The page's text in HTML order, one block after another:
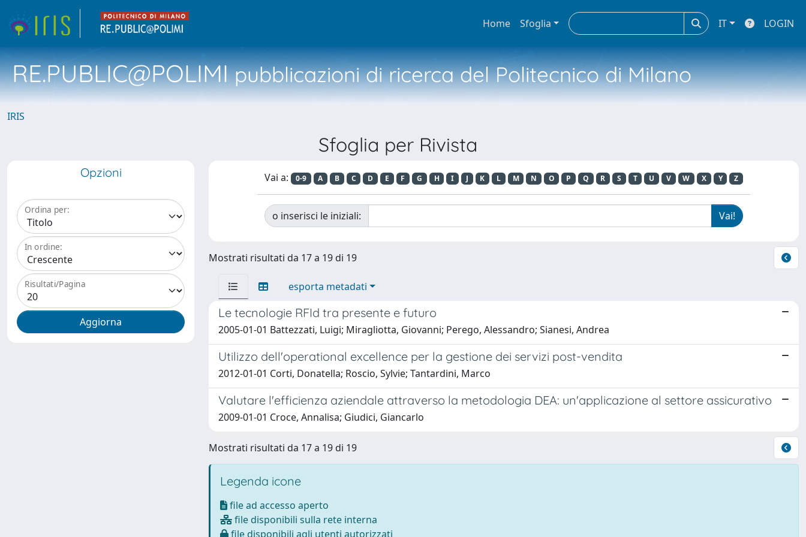
Home Sfoglia IT LOGIN
RE.PUBLIC@POLIMIpubblicazioni di ricerca del Politecnico di Milano
IRIS
Sfoglia per Rivista
Opzioni
Ordina per:
In ordine:
Risultati/Pagina
Vai a: 0-9 A B C D E F G H I J K L M N O P Q R S T U V W X Y Z
o inserisci le iniziali:
Mostrati risultati da 17 a 19 di 19
esporta metadati
Le tecnologie RFId tra presente e futuro
2005-01-01 Battezzati, Luigi; Miragliotta, Giovanni; Perego, Alessandro; Sianesi, Andrea
Utilizzo dell'operational excellence per la gestione dei servizi post-vendita
2012-01-01 Corti, Donatella; Roscio, Sylvie; Tantardini, Marco
Valutare l'efficienza aziendale attraverso la metodologia DEA: un'applicazione al settore assicurativo
2009-01-01 Croce, Annalisa; Giudici, Giancarlo
Mostrati risultati da 17 a 19 di 19
Legenda icone
file ad accesso aperto
file disponibili sulla rete interna
file disponibili agli utenti autorizzati